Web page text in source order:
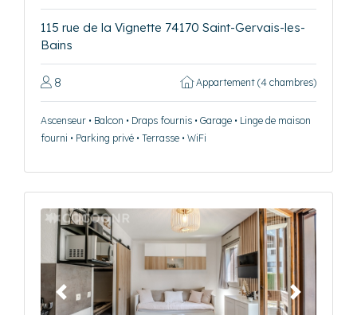
115 rue de la Vignette 74170 Saint-Gervais-les-
Bains
8 Appartement (4 chambres)
Ascenseur • Balcon • Draps fournis • Garage • Linge de maison
fourni • Parking privé • Terrasse • WiFi
Précédent Suivant